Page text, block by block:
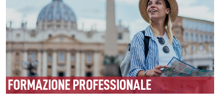
FORMAZIONE PROFESSIONALE